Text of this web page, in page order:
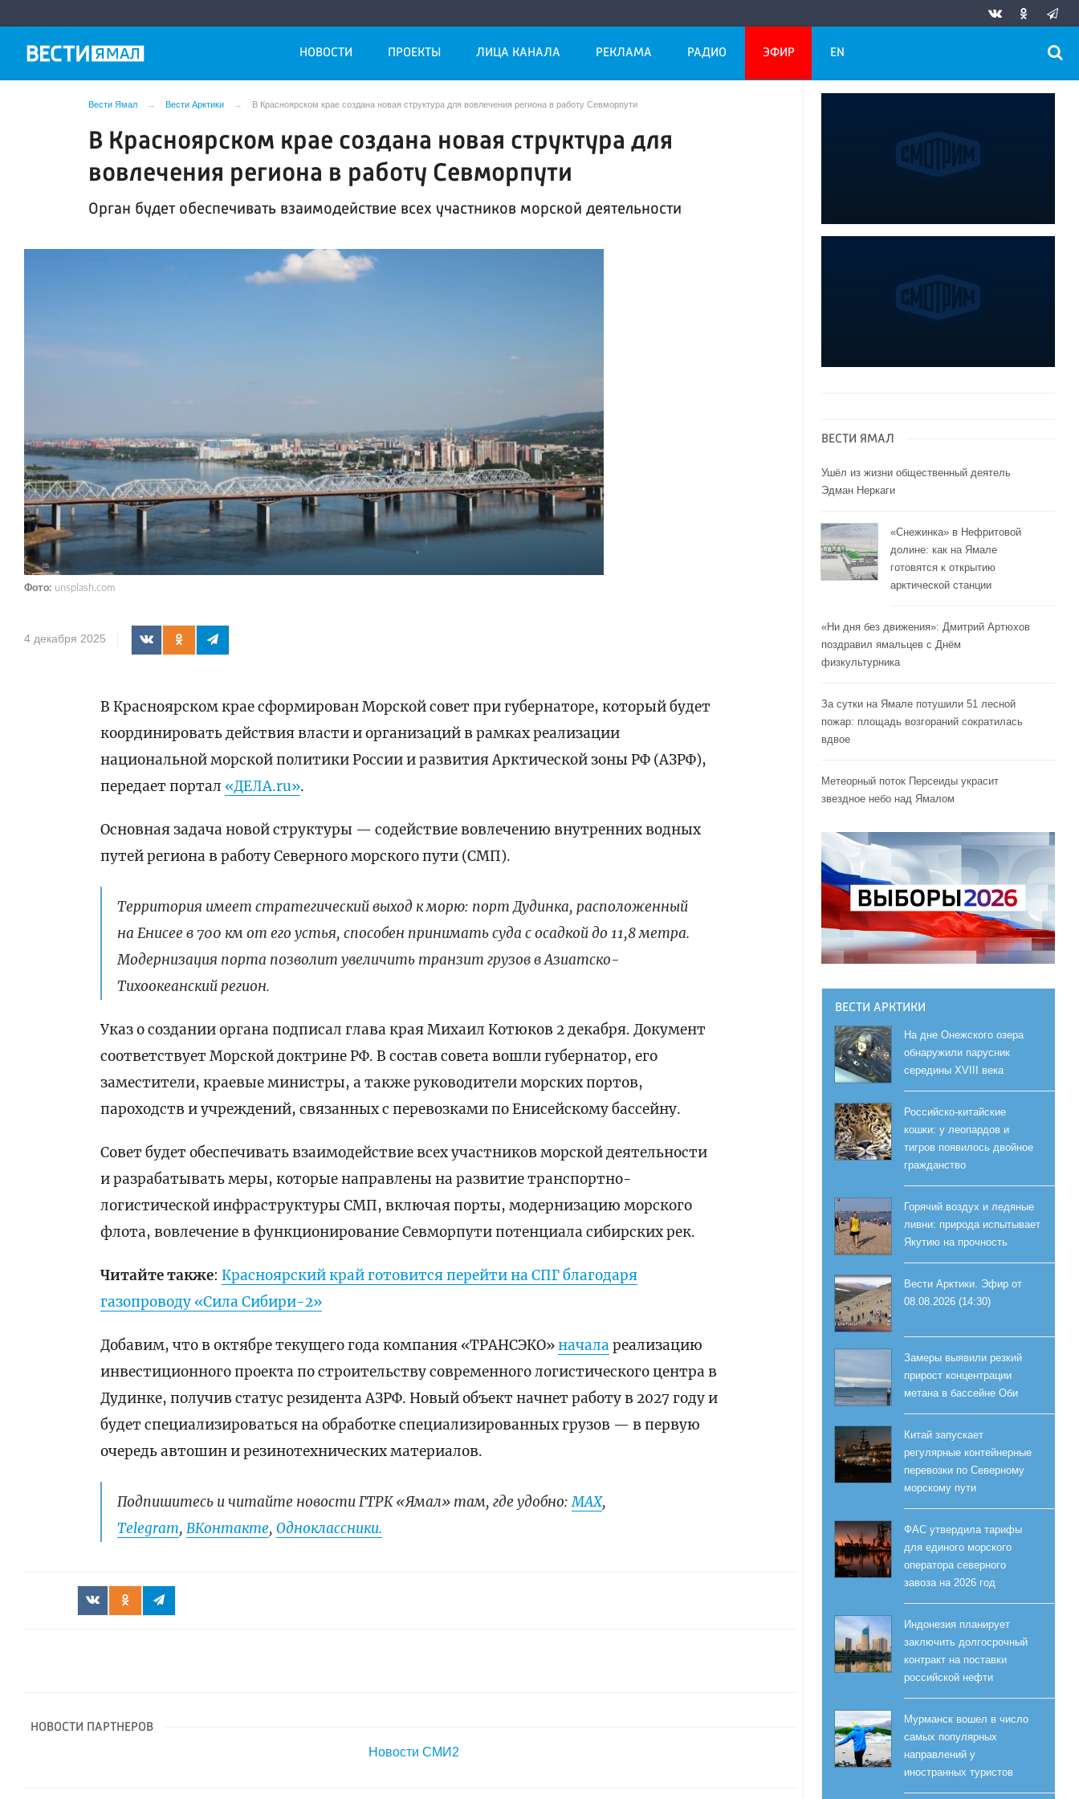
НОВОСТИ ПРОЕКТЫ ЛИЦА КАНАЛА РЕКЛАМА РАДИО ЭФИР EN
Вести Ямал Вести Арктики В Красноярском крае создана новая структура для вовлечения региона в работу Севморпути
В Красноярском крае создана новая структура для
вовлечения региона в работу Севморпути
Орган будет обеспечивать взаимодействие всех участников морской деятельности
Фото: unsplash.com
4 декабря 2025
В Красноярском крае сформирован Морской совет при губернаторе, который будет
координировать действия власти и организаций в рамках реализации
национальной морской политики России и развития Арктической зоны РФ (АЗРФ),
передает портал «ДЕЛА.ru».
Основная задача новой структуры — содействие вовлечению внутренних водных
путей региона в работу Северного морского пути (СМП).
Территория имеет стратегический выход к морю: порт Дудинка, расположенный
на Енисее в 700 км от его устья, способен принимать суда с осадкой до 11,8 метра.
Модернизация порта позволит увеличить транзит грузов в Азиатско-
Тихоокеанский регион.
Указ о создании органа подписал глава края Михаил Котюков 2 декабря. Документ
соответствует Морской доктрине РФ. В состав совета вошли губернатор, его
заместители, краевые министры, а также руководители морских портов,
пароходств и учреждений, связанных с перевозками по Енисейскому бассейну.
Совет будет обеспечивать взаимодействие всех участников морской деятельности
и разрабатывать меры, которые направлены на развитие транспортно-
логистической инфраструктуры СМП, включая порты, модернизацию морского
флота, вовлечение в функционирование Севморпути потенциала сибирских рек.
Читайте также:Красноярский край готовится перейти на СПГ благодаря
газопроводу «Сила Сибири-2»
Добавим, что в октябре текущего года компания «ТРАНСЭКО»начала реализацию
инвестиционного проекта по строительству современного логистического центра в
Дудинке, получив статус резидента АЗРФ. Новый объект начнет работу в 2027 году и
будет специализироваться на обработке специализированных грузов — в первую
очередь автошин и резинотехнических материалов.
Подпишитесь и читайте новости ГТРК «Ямал» там, где удобно:МАХ,
Telegram,ВКонтакте,Одноклассники.
НОВОСТИ ПАРТНЕРОВ
Новости СМИ2
ВЕСТИ ЯМАЛ
Ушёл из жизни общественный деятель
Эдман Неркаги
«Снежинка» в Нефритовой
долине: как на Ямале
готовятся к открытию
арктической станции
«Ни дня без движения»: Дмитрий Артюхов
поздравил ямальцев с Днём
физкультурника
За сутки на Ямале потушили 51 лесной
пожар: площадь возгораний сократилась
вдвое
Метеорный поток Персеиды украсит
звездное небо над Ямалом
ВЕСТИ АРКТИКИ
На дне Онежского озера
обнаружили парусник
середины XVIII века
Российско-китайские
кошки: у леопардов и
тигров появилось двойное
гражданство
Горячий воздух и ледяные
ливни: природа испытывает
Якутию на прочность
Вести Арктики. Эфир от
08.08.2026 (14:30)
Замеры выявили резкий
прирост концентрации
метана в бассейне Оби
Китай запускает
регулярные контейнерные
перевозки по Северному
морскому пути
ФАС утвердила тарифы
для единого морского
оператора северного
завоза на 2026 год
Индонезия планирует
заключить долгосрочный
контракт на поставки
российской нефти
Мурманск вошел в число
самых популярных
направлений у
иностранных туристов